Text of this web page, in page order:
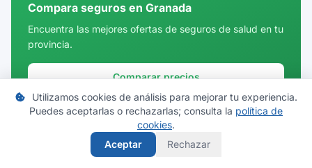
Cuenca
Girona
Guadalajara
Compara seguros en Granada
Encuentra las mejores ofertas de seguros de salud en tu
provincia.
Comparar precios
Utilizamos cookies de análisis para mejorar tu experiencia.
Puedes aceptarlas o rechazarlas; consulta la política de
cookies.
Aceptar
Rechazar